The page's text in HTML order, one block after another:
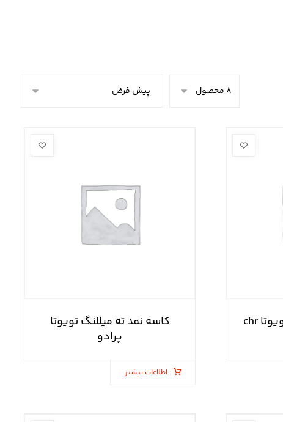
کاسه نمد ته میللنگ تویوتا chr
کاسه نمد ته میللنگ تویوتا
پرادو
اطلاعات بیشتر